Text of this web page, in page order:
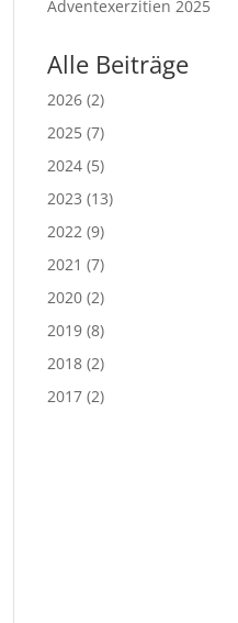
Adventexerzitien 2025
Alle Beiträge
2026 (2)
2025 (7)
2024 (5)
2023 (13)
2022 (9)
2021 (7)
2020 (2)
2019 (8)
2018 (2)
2017 (2)